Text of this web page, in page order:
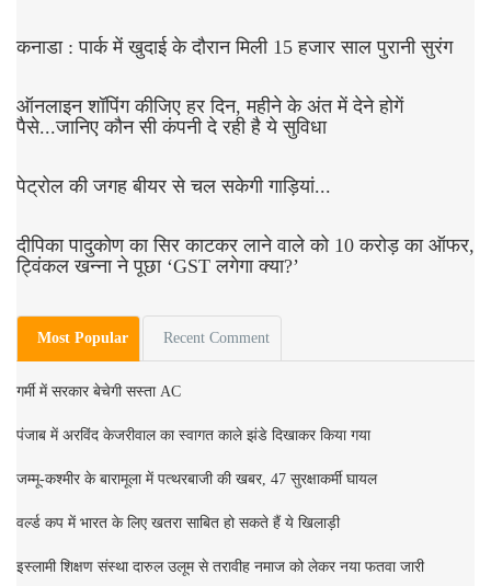
कनाडा : पार्क में खुदाई के दौरान मिली 15 हजार साल पुरानी सुरंग
ऑनलाइन शॉपिंग कीजिए हर दिन, महीने के अंत में देने होगें
पैसे...जानिए कौन सी कंपनी दे रही है ये सुविधा
पेट्रोल की जगह बीयर से चल सकेगी गाड़ियां...
दीपिका पादुकोण का सिर काटकर लाने वाले को 10 करोड़ का ऑफर,
ट्विंकल खन्ना ने पूछा ‘GST लगेगा क्या?’
Most Popular Recent Comment
गर्मी में सरकार बेचेगी सस्ता AC
पंजाब में अरविंद केजरीवाल का स्वागत काले झंडे दिखाकर किया गया
जम्मू-कश्मीर के बारामूला में पत्थरबाजी की खबर, 47 सुरक्षाकर्मी घायल
वर्ल्ड कप में भारत के लिए खतरा साबित हो सकते हैं ये खिलाड़ी
इस्लामी शिक्षण संस्था दारुल उलूम से तरावीह नमाज को लेकर नया फतवा जारी